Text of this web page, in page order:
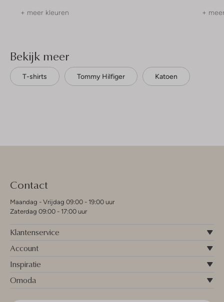
+ meer kleuren +
Bekijk meer
T-shirts Tommy Hilfiger Katoen
Contact
Maandag - Vrijdag 09:00 - 19:00 uur
Zaterdag 09:00 - 17:00 uur
Klantenservice
Account
Inspiratie
Omoda